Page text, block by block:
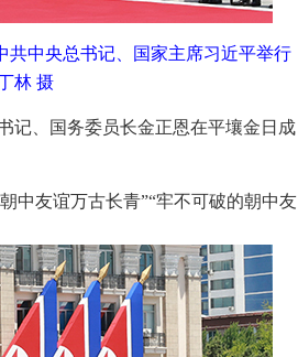
共中央总书记、国家主席习近平举行
林 摄
记、国务委员长金正恩在平壤金日成
中友谊万古长青”“牢不可破的朝中友